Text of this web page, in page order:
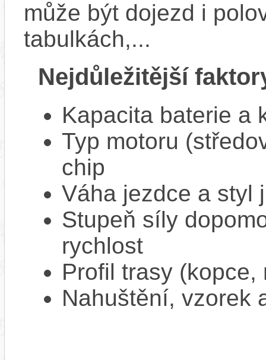
může být dojezd i
tabulkách,...
Nejdůležitější
Kapacita baterie a
Typ motoru
chip
Váha jezdce a styl
Stupeň síly
rychlost
Profil trasy
Nahuštění, vzorek